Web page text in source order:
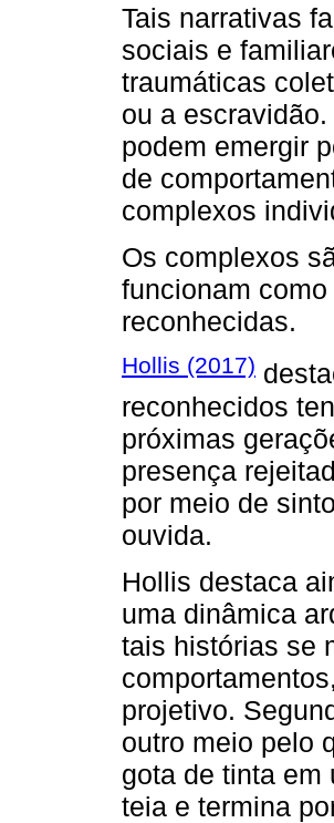
Tais narrativas
sociais e
traumáticas
ou a
podem emergir
de
complexos
Os complexos
funcionam
reconhecidas.
Hollis (2017)
reconhecidos
próximas
presença
por meio de
ouvida.
Hollis destaca
uma dinâmica
tais histórias se
projetivo.
outro meio pelo
gota de tinta em
teia e termina